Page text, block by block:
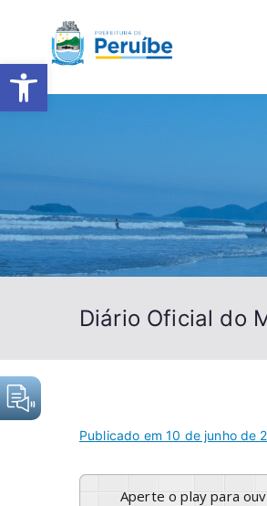
Barra de
Diário Oficial do
Publicado em10 de junho de
Aperte o play para